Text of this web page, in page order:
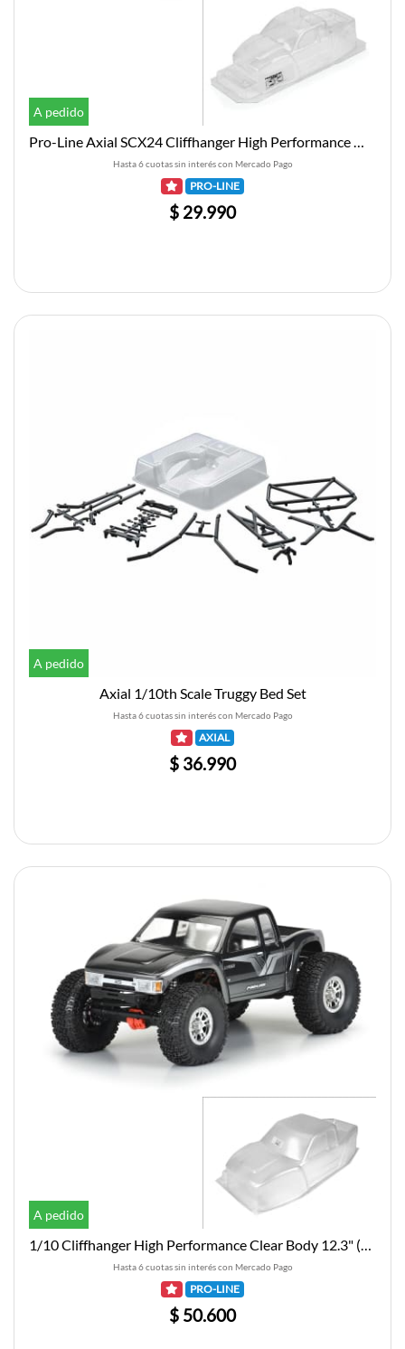
A pedido
Hasta 6 cuotas sin interés con Mercado Pago
PRO-LINE
$ 29.990
A pedido
Axial 1/10th Scale Truggy Bed Set
Hasta 6 cuotas sin interés con Mercado Pago
AXIAL
$ 36.990
A pedido
Hasta 6 cuotas sin interés con Mercado Pago
PRO-LINE
$ 50.600